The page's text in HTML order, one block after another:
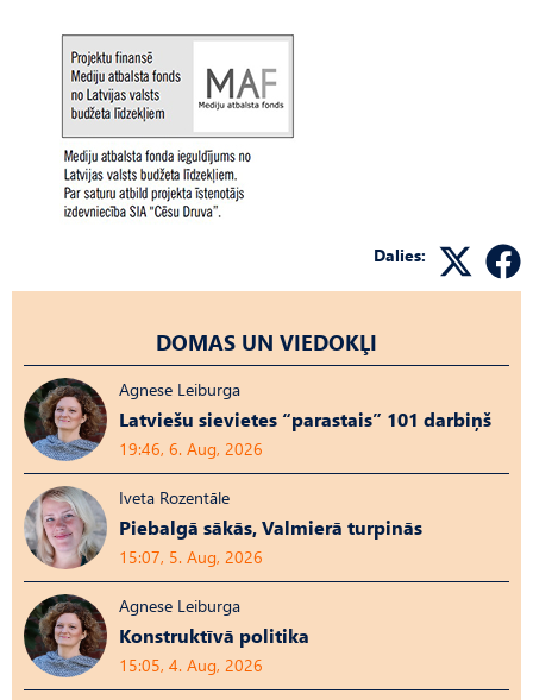
Dalies:
DOMAS UN VIEDOKĻI
Agnese Leiburga
Latviešu sievietes “parastais” 101 darbiņš
19:46, 6. Aug, 2026
Iveta Rozentāle
Piebalgā sākās, Valmierā turpinās
15:07, 5. Aug, 2026
Agnese Leiburga
Konstruktīvā politika
15:05, 4. Aug, 2026